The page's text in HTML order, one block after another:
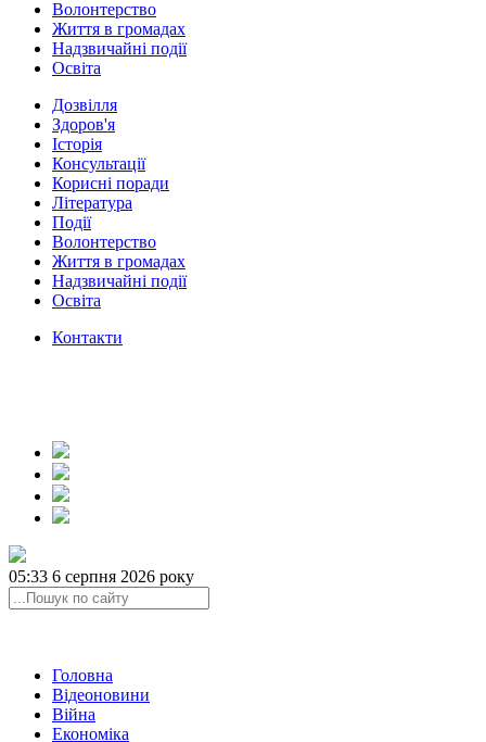
Волонтерство
Життя в громадах
Надзвичайні події
Освіта
Дозвілля
Здоров'я
Історія
Консультації
Корисні поради
Література
Події
Волонтерство
Життя в громадах
Надзвичайні події
Освіта
Контакти
05:33 6 серпня 2026 року
Головна
Відеоновини
Війна
Економіка